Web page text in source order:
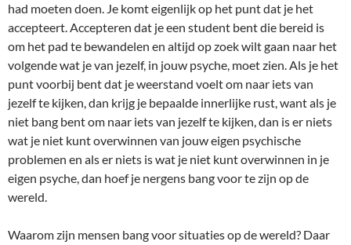
had moeten doen. Je komt eigenlijk op het punt dat je het
accepteert. Accepteren dat je een student bent die bereid is
om het pad te bewandelen en altijd op zoek wilt gaan naar het
volgende wat je van jezelf, in jouw psyche, moet zien. Als je het
punt voorbij bent dat je weerstand voelt om naar iets van
jezelf te kijken, dan krijg je bepaalde innerlijke rust, want als je
niet bang bent om naar iets van jezelf te kijken, dan is er niets
wat je niet kunt overwinnen van jouw eigen psychische
problemen en als er niets is wat je niet kunt overwinnen in je
eigen psyche, dan hoef je nergens bang voor te zijn op de
wereld.
Waarom zijn mensen bang voor situaties op de wereld? Daar